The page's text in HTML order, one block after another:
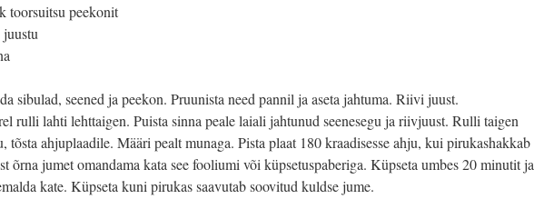
toorsuitsu peekonit
juustu
sibulad, seened ja peekon. Pruunista need pannil ja aseta jahtuma. Riivi juust.
rulli lahti lehttaigen. Puista sinna peale laiali jahtunud seenesegu ja riivjuust. Rulli taigen
tõsta ahjuplaadile. Määri pealt munaga. Pista plaat 180 kraadisesse ahju, kui pirukashakkab
õrna jumet omandama kata see fooliumi või küpsetuspaberiga. Küpseta umbes 20 minutit ja
kate. Küpseta kuni pirukas saavutab soovitud kuldse jume.